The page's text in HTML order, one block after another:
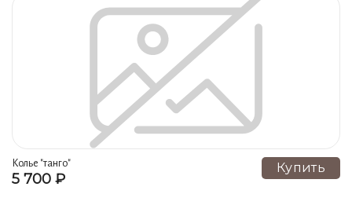
Вазы и корзиночки (49) Серьги (42)
Панно, тарелочки и подносы (39)
VIP подарки (31)
Чайные наборы (27) Товары для офиса (22)
Подарки религиозного характера (17)
Лампады и подсвечники (17) Винные наборы (15)
Броши (15)
Колье "танго"
5 700 ₽
Купить